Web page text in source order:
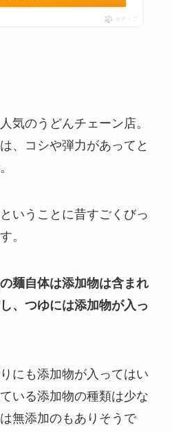
ポチップ
気のうどんチェーン店。
、コシや弾力があってと
いうことに昔すごくびっ
。
麺自体は添加物は含まれ
、つゆには添加物が入っ
にも添加物が入ってはい
いる添加物の種類は少な
無添加のもありそうで